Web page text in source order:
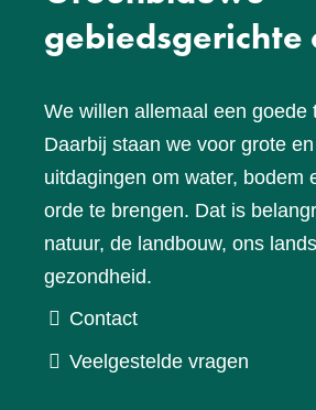
gebiedsgerichte
We willen allemaal een goede
Daarbij staan we voor grote
uitdagingen om water, bodem
orde te brengen. Dat is
natuur, de landbouw, ons
gezondheid.
Contact
Veelgestelde vragen